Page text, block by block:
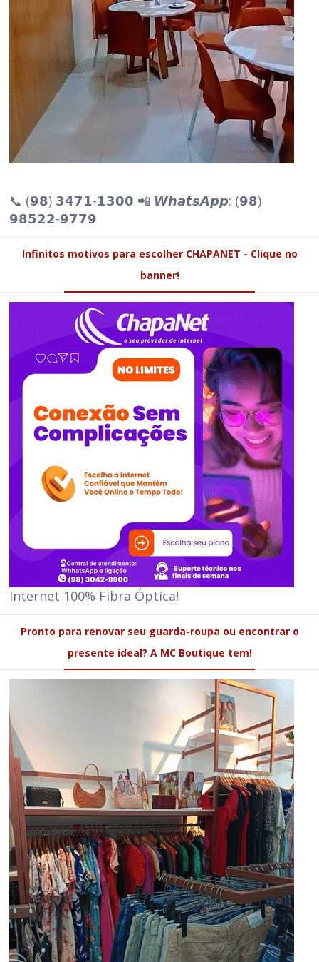
📞 (𝟵𝟴) 𝟯𝟰𝟳𝟭-𝟭𝟯𝟬𝟬 📲 𝙒𝙝𝙖𝙩𝙨𝘼𝙥𝙥: (𝟵𝟴)
𝟵𝟴𝟱𝟮𝟮-𝟵𝟳𝟳𝟵
Infinitos motivos para escolher CHAPANET - Clique no
banner!
Internet 100% Fibra Óptica!
Pronto para renovar seu guarda-roupa ou encontrar o
presente ideal? A MC Boutique tem!